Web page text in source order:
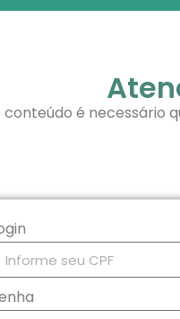
conteúdo é necessário